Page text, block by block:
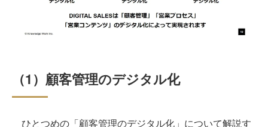
（1）顧客管理のデジタル化
ひとつめの「顧客管理のデジタル化」について解説す